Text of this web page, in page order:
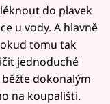
do plavek
u vody. A hlavně
tomu tak
jednoduché
dokonalým
na koupališti.